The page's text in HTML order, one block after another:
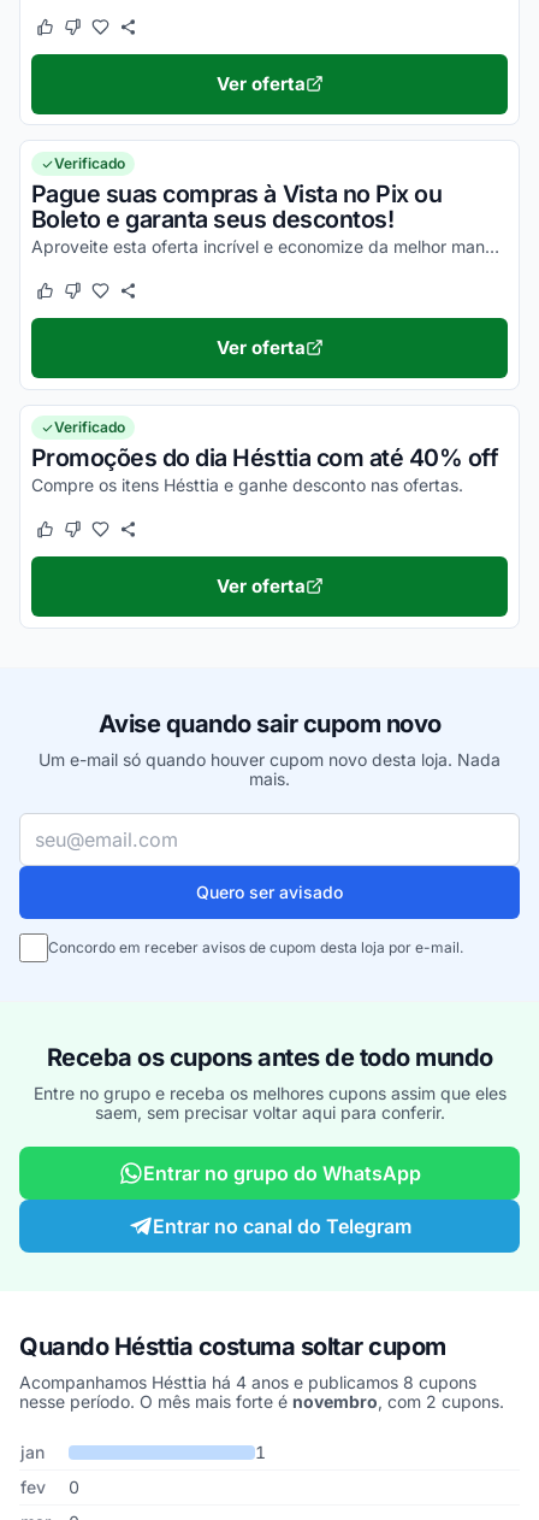
Este cupom funcionou
Este cupom não funcionou
Ver oferta
Verificado
Pague suas compras à Vista no Pix ou
Boleto e garanta seus descontos!
Aproveite esta oferta incrível e economize da melhor maneira em todas as suas compras online!
Este cupom funcionou
Este cupom não funcionou
Ver oferta
Verificado
Promoções do dia Hésttia com até 40% off
Compre os itens Hésttia e ganhe desconto nas ofertas.
Este cupom funcionou
Este cupom não funcionou
Ver oferta
Avise quando sair cupom novo
Um e-mail só quando houver cupom novo desta loja. Nada
mais.
Seu e-mail
Quero ser avisado
Concordo em receber avisos de cupom desta loja por e-mail.
Receba os cupons antes de todo mundo
Entre no grupo e receba os melhores cupons assim que eles
saem, sem precisar voltar aqui para conferir.
Entrar no grupo do WhatsApp
Entrar no canal do Telegram
Quando Hésttia costuma soltar cupom
Acompanhamos Hésttia há 4 anos e publicamos 8 cupons
nesse período. O mês mais forte é novembro, com 2 cupons.
Cupons de Hésttia publicados por mês, somando os últimos 4
Mês Cupons publicadosDesconto médio
jan
1
fev
0